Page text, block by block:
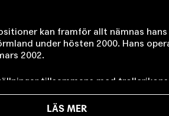
kan framför allt nämnas hans
under hösten 2000. Hans
2002.
tillsammans med
LÄS MER